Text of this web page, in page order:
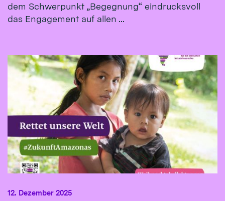
dem Schwerpunkt „Begegnung“ eindrucksvoll
das Engagement auf allen ...
12. Dezember 2025